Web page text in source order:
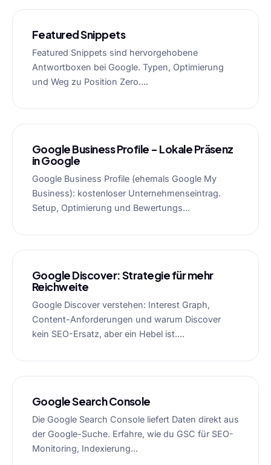
Featured Snippets
Featured Snippets sind hervorgehobene
Antwortboxen bei Google. Typen, Optimierung
und Weg zu Position Zero....
Google Business Profile – Lokale Präsenz
in Google
Google Business Profile (ehemals Google My
Business): kostenloser Unternehmenseintrag.
Setup, Optimierung und Bewertungs...
Google Discover: Strategie für mehr
Reichweite
Google Discover verstehen: Interest Graph,
Content-Anforderungen und warum Discover
kein SEO-Ersatz, aber ein Hebel ist....
Google Search Console
Die Google Search Console liefert Daten direkt aus
der Google-Suche. Erfahre, wie du GSC für SEO-
Monitoring, Indexierung...